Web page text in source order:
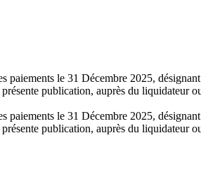
paiements le 31 Décembre 2025,
publication, auprès du
paiements le 31 Décembre 2025,
publication, auprès du